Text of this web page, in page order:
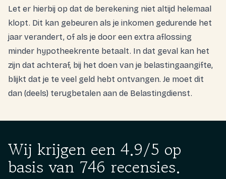
Let er hierbij op dat de berekening niet altijd helemaal
klopt. Dit kan gebeuren als je inkomen gedurende het
jaar verandert, of als je door een extra aflossing
minder hypotheekrente betaalt. In dat geval kan het
zijn dat achteraf, bij het doen van je belastingaangifte,
blijkt dat je te veel geld hebt ontvangen. Je moet dit
dan (deels) terugbetalen aan de Belastingdienst.
Wij krijgen een 4.9/5 op
basis van 746 recensies.